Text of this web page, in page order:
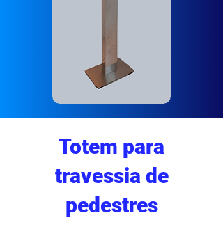
Totem para
travessia de
pedestres